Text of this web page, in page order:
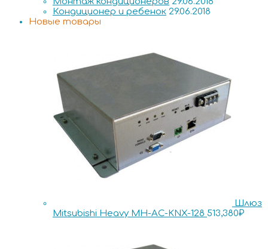
Кондиционер и ребенок 29.06.2018
Новые товары
Шлюз
Mitsubishi Heavy MH-AC-KNX-128 513,380₽